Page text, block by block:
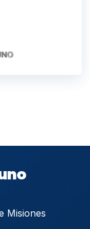
Misiones